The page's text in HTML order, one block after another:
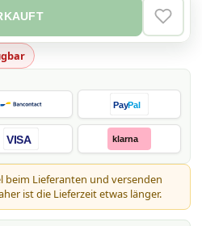
PayPal
VISA klarna
beim Lieferanten und versenden
ist die Lieferzeit etwas länger.